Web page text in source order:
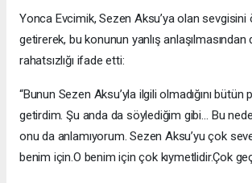
Yonca Evcimik, Sezen Aksu’ya olan sevgisini
getirerek, bu konunun yanlış anlaşılmasından
rahatsızlığı ifade etti:
“Bunun Sezen Aksu’yla ilgili olmadığını
getirdim. Şu anda da söylediğim gibi… Bu
onu da anlamıyorum. Sezen Aksu’yu çok
benim için.O benim için çok kıymetlidir.Çok